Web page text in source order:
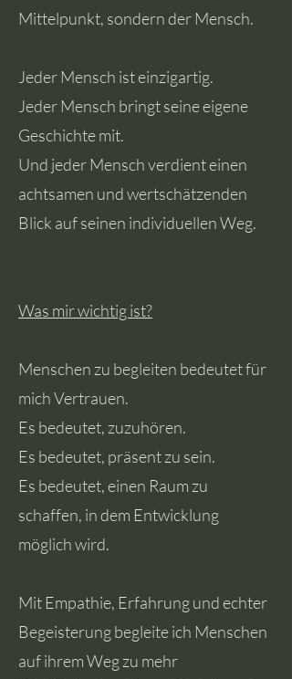
Mittelpunkt, sondern der Mensch.
Jeder Mensch ist einzigartig.
Jeder Mensch bringt seine eigene
Geschichte mit.
Und jeder Mensch verdient einen
achtsamen und wertschätzenden
Blick auf seinen individuellen Weg.
Was mir wichtig ist?
Menschen zu begleiten bedeutet für
mich Vertrauen.
Es bedeutet, zuzuhören.
Es bedeutet, präsent zu sein.
Es bedeutet, einen Raum zu
schaffen, in dem Entwicklung
möglich wird.
Mit Empathie, Erfahrung und echter
Begeisterung begleite ich Menschen
auf ihrem Weg zu mehr